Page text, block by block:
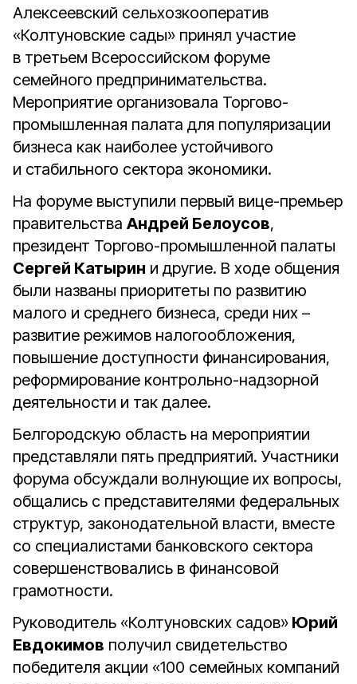
Алексеевский сельхозкооператив
«Колтуновские сады» принял участие
в третьем Всероссийском форуме
семейного предпринимательства.
Мероприятие организовала Торгово-
промышленная палата для популяризации
бизнеса как наиболее устойчивого
и стабильного сектора экономики.
На форуме выступили первый вице-премьер
правительства Андрей Белоусов,
президент Торгово-промышленной палаты
Сергей Катырин и другие. В ходе общения
были названы приоритеты по развитию
малого и среднего бизнеса, среди них –
развитие режимов налогообложения,
повышение доступности финансирования,
реформирование контрольно-надзорной
деятельности и так далее.
Белгородскую область на мероприятии
представляли пять предприятий. Участники
форума обсуждали волнующие их вопросы,
общались с представителями федеральных
структур, законодательной власти, вместе
со специалистами банковского сектора
совершенствовались в финансовой
грамотности.
Руководитель «Колтуновских садов» Юрий
Евдокимов получил свидетельство
победителя акции «100 семейных компаний